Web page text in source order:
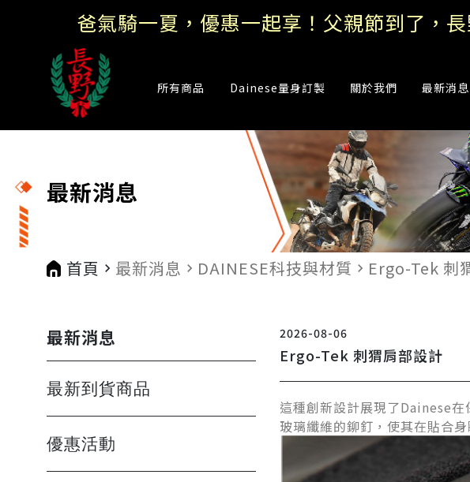
DAINESE
所有商品 Dainese量身訂製 關於我們 最新消息
最新消息
首頁 navigate_next 最新消息 navigate_next DAINESE科技與材質 navigate_next Ergo-Tek 刺
最新消息
最新到貨商品
優惠活動
2026-08-06
Ergo-Tek 刺猬肩部設計
這種創新設計展現了Dainese
玻璃纖維的鉚釘，使其在貼合